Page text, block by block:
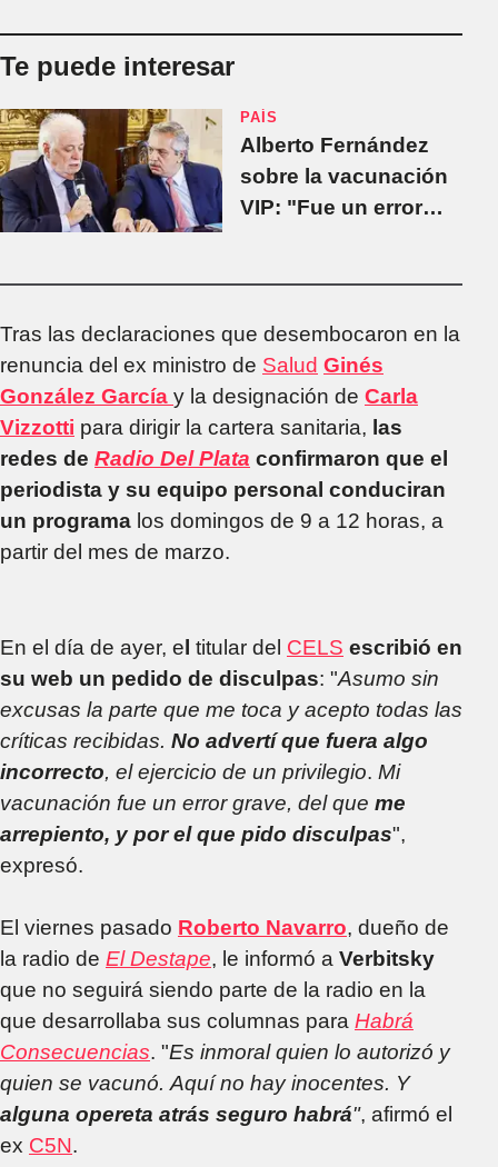
Te puede interesar
PAÍS
Alberto Fernández
sobre la vacunación
VIP: "Fue un error
Tras las declaraciones que desembocaron en la
renuncia del ex ministro de Salud Ginés
González García y la designación de Carla
Vizzotti para dirigir la cartera sanitaria, las
redes de Radio Del Plata confirmaron que el
periodista y su equipo personal conduciran
un programa los domingos de 9 a 12 horas, a
partir del mes de marzo.
En el día de ayer, e titular del CELS escribió en
su web un pedido de disculpas: "Asumo sin
excusas la parte que me toca y acepto todas las
críticas recibidas. No advertí que fuera algo
incorrecto, el ejercicio de un privilegio. Mi
vacunación fue un error grave, del que me
arrepiento, y por el que pido disculpas",
expresó.
El viernes pasado Roberto Navarro, dueño de
la radio de El Destape, le informó a Verbitsky
que no seguirá siendo parte de la radio en la
que desarrollaba sus columnas para Habrá
Consecuencias. "Es inmoral quien lo autorizó y
quien se vacunó. Aquí no hay inocentes. Y
alguna opereta atrás seguro habrá", afirmó el
ex C5N.